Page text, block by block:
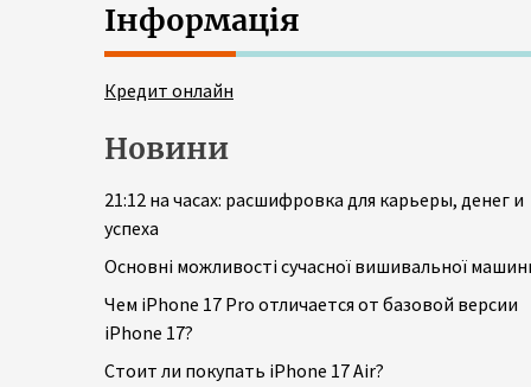
Інформація
Кредит онлайн
Новини
21:12 на часах: расшифровка для карьеры, денег и
успеха
Основні можливості сучасної вишивальної
Чем iPhone 17 Pro отличается от базовой версии
iPhone 17?
Стоит ли покупать iPhone 17 Air?